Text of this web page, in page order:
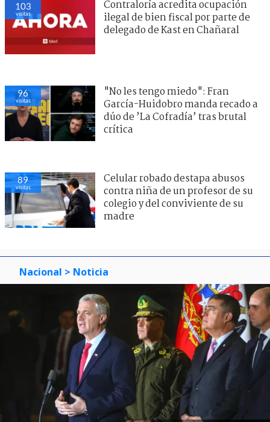
103
visitas
Contraloría acredita ocupación
ilegal de bien fiscal por parte de
delegado de Kast en Chañaral
96
visitas
"No les tengo miedo": Fran
García-Huidobro manda recado a
dúo de ’La Cofradía’ tras brutal
crítica
89
visitas
Celular robado destapa abusos
contra niña de un profesor de su
colegio y del conviviente de su
madre
Nacional > Noticia